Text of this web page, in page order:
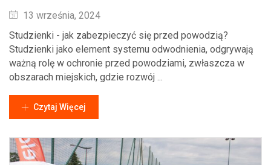
Wysłane
13 września, 2024
Studzienki - jak zabezpieczyć się przed powodzią?
Studzienki jako element systemu odwodnienia, odgrywają
ważną rolę w ochronie przed powodziami, zwłaszcza w
obszarach miejskich, gdzie rozwój ...
Czytaj Więcej